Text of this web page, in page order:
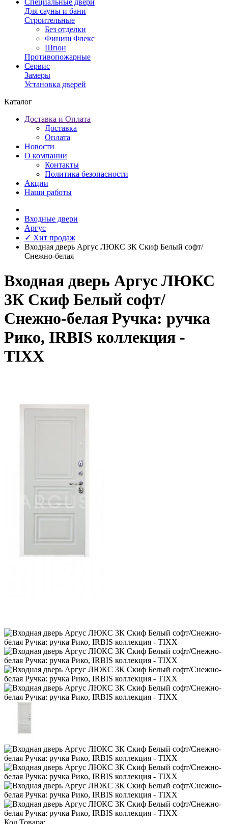
Специальные двери
Для сауны и бани
Строительные
Без отделки
Финиш Флекс
Шпон
Противопожарные
Сервис
Замеры
Установка дверей
Каталог
Доставка и Оплата
Доставка
Оплата
Новости
О компании
Контакты
Политика безопасности
Акции
Наши работы
Входные двери
Аргус
✓ Хит продаж
Входная дверь Аргус ЛЮКС 3К Скиф Белый софт/
Снежно-белая
Входная дверь Аргус ЛЮКС
3К Скиф Белый софт/
Снежно-белая Ручка: ручка
Рико, IRBIS коллекция -
TIXX
Код Товара: